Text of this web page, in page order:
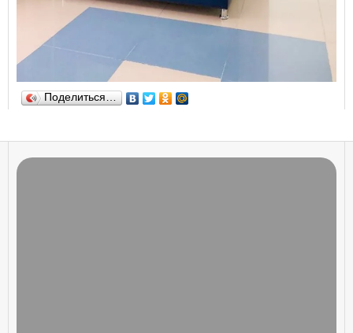
Поделиться…